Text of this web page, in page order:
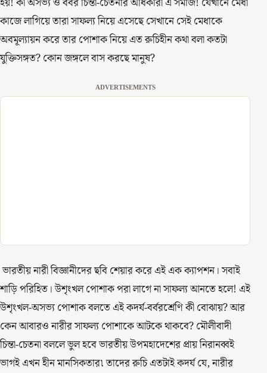
কাজে লাগিয়ে তারা সাফল্য নিয়ে এসেছে সেখানে সেই মেধাকে
অবমূল্যায়ন করে তার পোশাক নিয়ে এত রুচিহীন কথা বলা কতটা
যুক্তিসঙ্গত? কোন জঙ্গলে বাস করছে মানুষ?
ADVERTISEMENTS
ভারতীয় নারী বিজ্ঞানীদের ছবি শেয়ার করে এই এক ক্যাপশন। সবাই
শাড়ি পরিহিত। উশৃংখল পোশাক পরা লাগে না সাফল্য আনতে হলে! এই
উশৃংখল-অসভ্য পোশাক বলতে এই কদর্য-বর্বরশ্রেণি কী বোঝায়? আর
কেন আবারও নারীর সাফল্য পোশাকে আটকে থাকবে? মৌলীবাদী
চিন্তা-চেতনা বললে ভুল হবে ভারতীয় উপমহাদেশের প্রায় নিরানব্বই
ভাগই এখন হীন মানসিকতার৷ তাদের রুচি এতটাই কদর্য যে, নারীর